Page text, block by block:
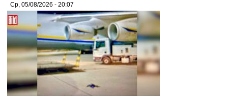
Ср, 05/08/2026 - 20:07